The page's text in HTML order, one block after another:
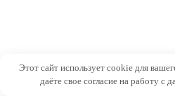
Этот сайт использует cookie для
даёте свое согласие на работу с